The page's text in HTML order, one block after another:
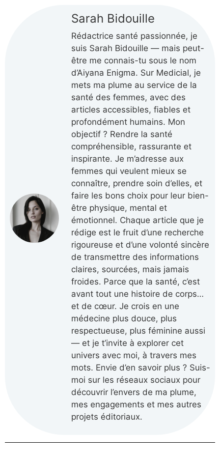
Sarah Bidouille
Rédactrice santé passionnée, je
suis Sarah Bidouille — mais peut-
être me connais-tu sous le nom
d’Aiyana Enigma. Sur Medicial, je
mets ma plume au service de la
santé des femmes, avec des
articles accessibles, fiables et
profondément humains. Mon
objectif ? Rendre la santé
compréhensible, rassurante et
inspirante. Je m’adresse aux
femmes qui veulent mieux se
connaître, prendre soin d’elles, et
faire les bons choix pour leur bien-
être physique, mental et
émotionnel. Chaque article que je
rédige est le fruit d’une recherche
rigoureuse et d’une volonté sincère
de transmettre des informations
claires, sourcées, mais jamais
froides. Parce que la santé, c’est
avant tout une histoire de corps…
et de cœur. Je crois en une
médecine plus douce, plus
respectueuse, plus féminine aussi
— et je t’invite à explorer cet
univers avec moi, à travers mes
mots. Envie d’en savoir plus ? Suis-
moi sur les réseaux sociaux pour
découvrir l’envers de ma plume,
mes engagements et mes autres
projets éditoriaux.